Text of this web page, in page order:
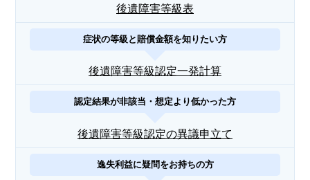
後遺障害等級表
症状の等級と賠償金額を知りたい方
後遺障害等級認定一発計算
認定結果が非該当・想定より低かった方
後遺障害等級認定の異議申立て
逸失利益に疑問をお持ちの方